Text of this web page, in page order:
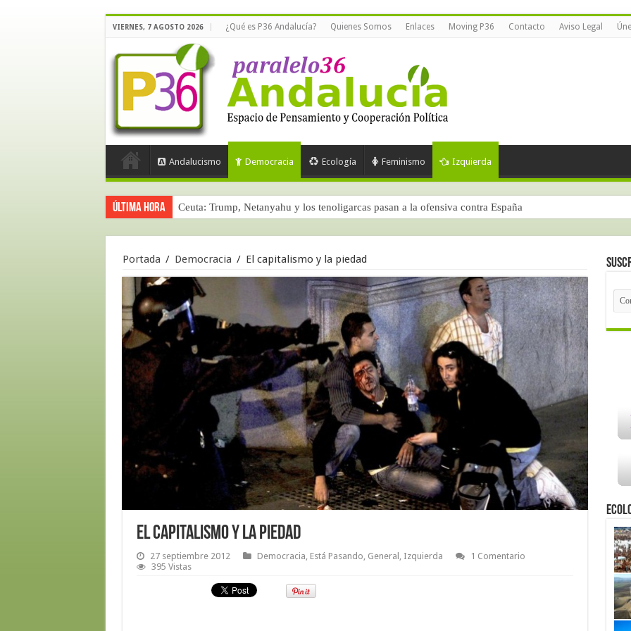
VIERNES, 7 AGOSTO 2026 ¿Qué es P36 Andalucía? Quienes Somos Enlaces Moving P36 Contacto Aviso Legal
Andalucismo Democracia Ecología Feminismo Izquierda
Última hora Ceuta: Trump, Netanyahu y los tenoligarcas pasan a la ofensiva contra España
Portada / Democracia / El capitalismo y la piedad
El capitalismo y la piedad
27 septiembre 2012 Democracia, Está Pasando, General , Izquierda
1 Comentario
395 Vistas